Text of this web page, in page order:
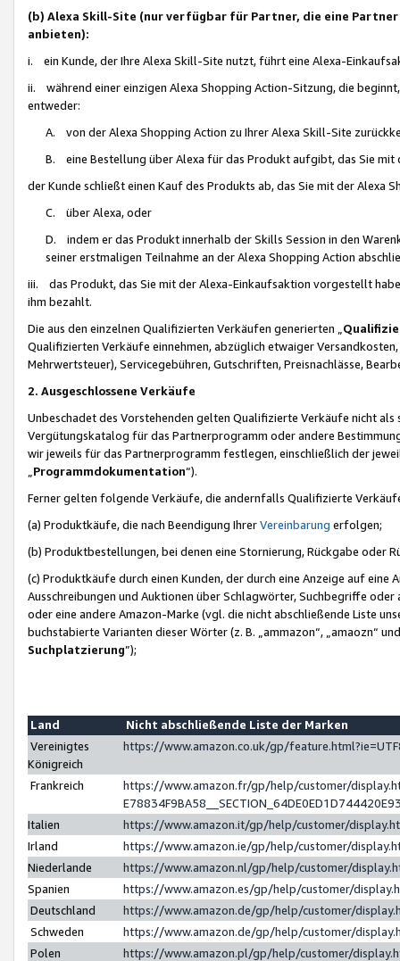
(b) Alexa Skill-Site (nur verfügbar für Partner, die eine
anbieten):
i. ein Kunde, der Ihre Alexa Skill-Site nutzt, führt eine Alexa-
ii. während einer einzigen Alexa Shopping Action-Sitzung, die
entweder:
A. von der Alexa Shopping Action zu Ihrer Alexa Skill-Site
B. eine Bestellung über Alexa für das Produkt aufgibt, das Sie mit
der Kunde schließt einen Kauf des Produkts ab, das Sie mit der Alexa
C. über Alexa, oder
D. indem er das Produkt innerhalb der Skills Session in den
seiner erstmaligen Teilnahme an der Alexa Shopping Action
iii. das Produkt, das Sie mit der Alexa-Einkaufsaktion vorgestellt
ihm bezahlt.
Die aus den einzelnen Qualifizierten Verkäufen generierten „
Qualifizierten Verkäufe einnehmen, abzüglich etwaiger
Mehrwertsteuer), Servicegebühren, Gutschriften, Preisnachlässe,
2. Ausgeschlossene Verkäufe
Unbeschadet des Vorstehenden gelten Qualifizierte Verkäufe nicht
Vergütungskatalog für das Partnerprogramm oder andere
wir jeweils für das Partnerprogramm festlegen, einschließlich der
Programmdokumentation“).
Ferner gelten folgende Verkäufe, die andernfalls Qualifizierte
(a) Produktkäufe, die nach Beendigung IhrerVereinbarung erfolgen;
(b) Produktbestellungen, bei denen eine Stornierung, Rückgabe oder
(c) Produktkäufe durch einen Kunden, der durch eine Anzeige auf
Ausschreibungen und Auktionen über Schlagwörter, Suchbegriffe
oder eine andere Amazon-Marke (vgl. die nicht abschließende Liste
buchstabierte Varianten dieser Wörter (z. B. „ammazon“, „amaozn“
Suchplatzierung”);
Land
Nicht abschließende Liste der Marken
Vereinigtes
Königreich
https://www.amazon.co.uk/gp/
Frankreich
https://www.amazon.fr/gp/help/customer/
Italien
https://www.amazon.it/gp/help/customer/
Irland
https://www.amazon.ie/gp/help/customer/
Niederlande
https://www.amazon.nl/gp/help/customer/
Spanien
https://www.amazon.es/gp/help/customer/
Deutschland
https://www.amazon.de/gp/help/customer/
Schweden
https://www.amazon.de/gp/help/customer/
Polen
https://www.amazon.pl/gp/help/customer/